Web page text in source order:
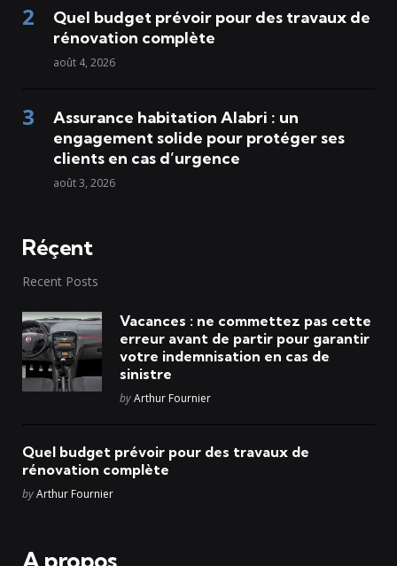
Quel budget prévoir pour des travaux de
rénovation complète
août 4, 2026
Assurance habitation Alabri : un
engagement solide pour protéger ses
clients en cas d’urgence
août 3, 2026
Réçent
Recent Posts
Vacances : ne commettez pas cette
erreur avant de partir pour garantir
votre indemnisation en cas de
sinistre
Posted
byArthur Fournier
Quel budget prévoir pour des travaux de
rénovation complète
Posted
byArthur Fournier